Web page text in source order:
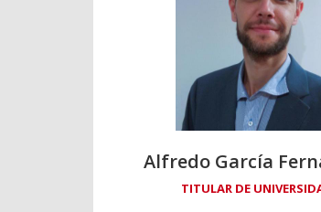
Alfredo García
TITULAR DE